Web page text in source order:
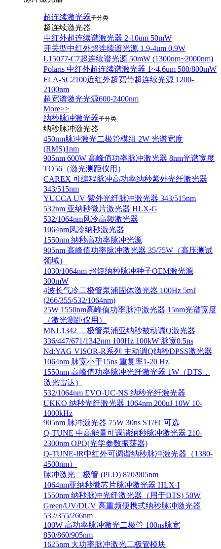
超连续激光器子分类
超连续激光器
中红外超连续谱激光器 2-10um 50mW
开关型中红外超连续谱光源 1.9-4um 0.9W
L15077-C7超连续谱光源 50mW (1300nm~2000nm)
Polaris 中红外超连续谱激光器 1~4.6um 500/800mW
FLA-SC2100近红外超宽带超连续光源 1200-
2100nm
超宽谱激光光源600-2400nm
More>>
纳秒脉冲激光器子分类
纳秒脉冲激光器
450nm脉冲激光二极管模组 2W 光谱宽度
(RMS)1nm
905nm 600W 高峰值功率脉冲激光器 8nm光谱宽度
TO56（激光测距仪用）
CAREX 可编程脉冲高功率纳秒紫外光纤激光器
343/515nm
YUCCA UV 紫外光纤脉冲激光器 343/515nm
532nm 亚纳秒微片激光器 HLX-G
532/1064nm风冷高频激光器
1064nm风冷纳秒激光器
1550nm 纳秒高功率脉冲光源
905nm 高峰值功率脉冲激光器 35/75W（高压测试
领域）
1030/1064nm 超短纳秒脉冲种子OEM激光源
300mW
4波长气冷二极管泵浦固体激光器 100Hz 5mJ
(266/355/532/1064nm)
25W 1550nm高峰值功率脉冲激光器 15nm光谱宽度
（激光测距仪用）
MNL1342 二极管泵浦亚纳秒被动调Q激光器
336/447/671/1342nm 100Hz 100kW 脉宽0.5ns
Nd:YAG VISOR-R系列 主动调Q纳秒DPSS激光器
1064nm 脉宽小于15ns 重复率1-20 Hz
1550nm 高峰值功率脉冲光纤激光器 1W（DTS，
激光雷达）
532/1064nm EVO-UC-NS 纳秒光纤激光器
UKKO 纳秒光纤激光器 1064nm 200uJ 10W 10-
1000kHz
905nm 脉冲激光器 75W 30ns ST/FC可选
Q-TUNE 中高能量可调谐纳秒脉冲激光器 210-
2300nm OPO(光学参数振荡器)
Q-TUNE-IR中红外可调谐纳秒脉冲激光器（1380-
4500nm）
脉冲激光二极管 (PLD) 870/905nm
1064nm亚纳秒微芯片脉冲激光器 HLX-I
1550nm 纳秒脉冲光纤激光器（用于DTS) 50W
Green/UV/DUV 高重频便携式纳秒脉冲激光器
532/355/266nm
100W 高功率脉冲激光二极管 100ns脉宽
850/860/905nm
1625nm 大功率脉冲激光二极管模块